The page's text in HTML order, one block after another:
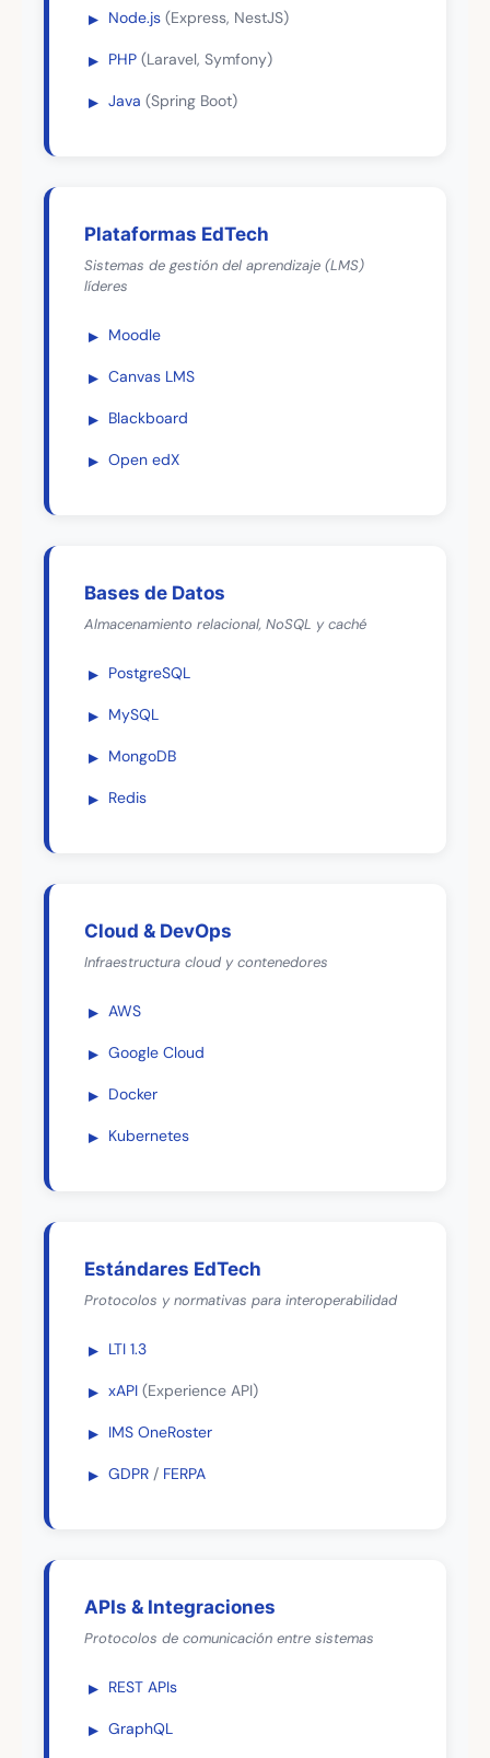
Node.js (Express, NestJS)
PHP (Laravel, Symfony)
Java (Spring Boot)
Plataformas EdTech
Sistemas de gestión del aprendizaje (LMS)
líderes
Moodle
Canvas LMS
Blackboard
Open edX
Bases de Datos
Almacenamiento relacional, NoSQL y caché
PostgreSQL
MySQL
MongoDB
Redis
Cloud & DevOps
Infraestructura cloud y contenedores
AWS
Google Cloud
Docker
Kubernetes
Estándares EdTech
Protocolos y normativas para interoperabilidad
LTI 1.3
xAPI (Experience API)
IMS OneRoster
GDPR / FERPA
APIs & Integraciones
Protocolos de comunicación entre sistemas
REST APIs
GraphQL